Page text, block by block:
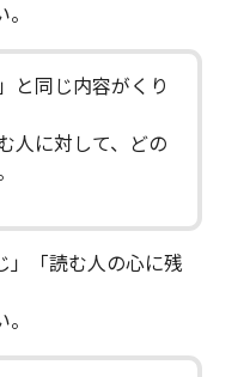
と同じ内容がくり
人に対して、どの
」「読む人の心に残